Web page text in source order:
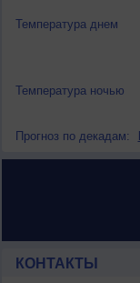
Температура днем
Температура ночью
Прогноз по декадам:
КОНТАКТЫ